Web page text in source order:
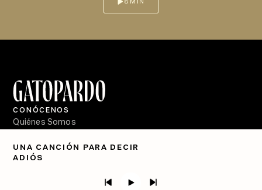
UNA CANCIÓN PARA DECIR
ADIÓS
CONÓCENOS
Quiénes Somos
PÓDCASTS